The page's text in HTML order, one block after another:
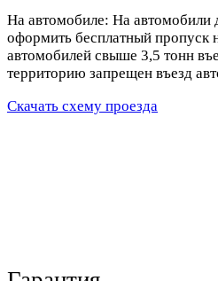
На автомобиле: На автомобили
оформить бесплатный пропуск
автомобилей свыше 3,5 тонн
территорию запрещен въезд
Скачать схему проезда